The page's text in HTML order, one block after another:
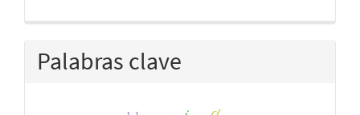
Palabras clave